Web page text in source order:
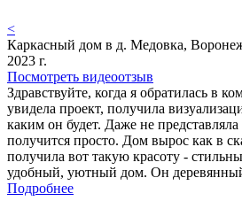
<
Каркасный дом в д. Медовка,
2023 г.
Посмотреть видеоотзыв
Здравствуйте, когда я обратилась в
увидела проект, получила
каким он будет. Даже не представляла
получится просто. Дом вырос как в
получила вот такую красоту -
удобный, уютный дом. Он
Подробнее